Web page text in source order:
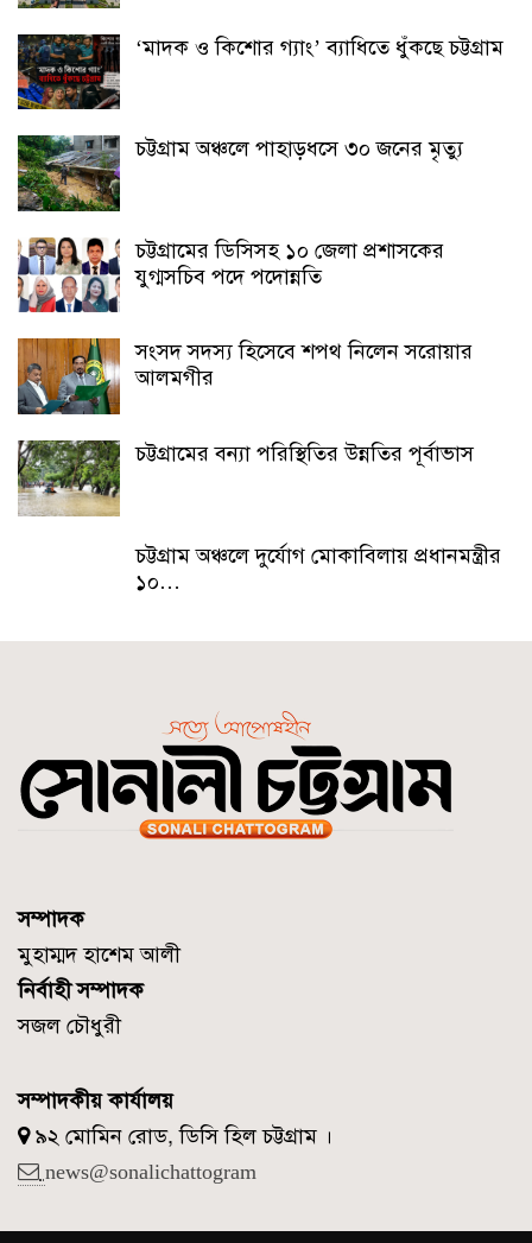
‘মাদক ও কিশোর গ্যাং’ ব্যাধিতে ধুঁকছে চট্টগ্রাম
চট্টগ্রাম অঞ্চলে পাহাড়ধসে ৩০ জনের মৃত্যু
চট্টগ্রামের ডিসিসহ ১০ জেলা প্রশাসকের
যুগ্মসচিব পদে পদোন্নতি
সংসদ সদস্য হিসেবে শপথ নিলেন সরোয়ার
আলমগীর
চট্টগ্রামের বন্যা পরিস্থিতির উন্নতির পূর্বাভাস
চট্টগ্রাম অঞ্চলে দুর্যোগ মোকাবিলায় প্রধানমন্ত্রীর
১০…
সম্পাদক
মুহাম্মদ হাশেম আলী
নির্বাহী সম্পাদক
সজল চৌধুরী
সম্পাদকীয় কার্যালয়
৯২ মোমিন রোড, ডিসি হিল চট্টগ্রাম ।
news@sonalichattogram